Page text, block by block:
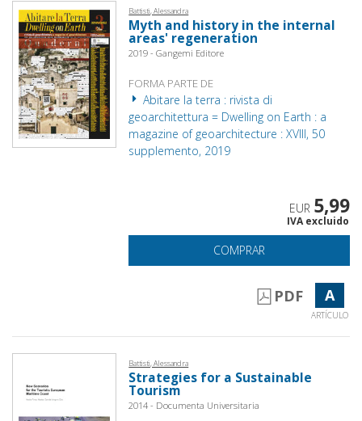
Battisti, Alessandra
Myth and history in the internal
areas' regeneration
2019 - Gangemi Editore
FORMA PARTE DE
Abitare la terra : rivista di
geoarchitettura = Dwelling on Earth : a
magazine of geoarchitecture : XVIII, 50
supplemento, 2019
EUR 5,99
IVA excluido
COMPRAR
PDF A
ARTÍCULO
Battisti, Alessandra
Strategies for a Sustainable
Tourism
2014 - Documenta Universitaria